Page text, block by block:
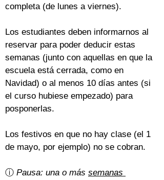
completa (de lunes a viernes).
Los estudiantes deben informarnos al
reservar para poder deducir estas
semanas (junto con aquellas en que la
escuela está cerrada, como en
Navidad) o al menos 10 días antes (si
el curso hubiese empezado) para
posponerlas.
Los festivos en que no hay clase (el 1
de mayo, por ejemplo) no se cobran.
ⓘ Pausa: una o más semanas